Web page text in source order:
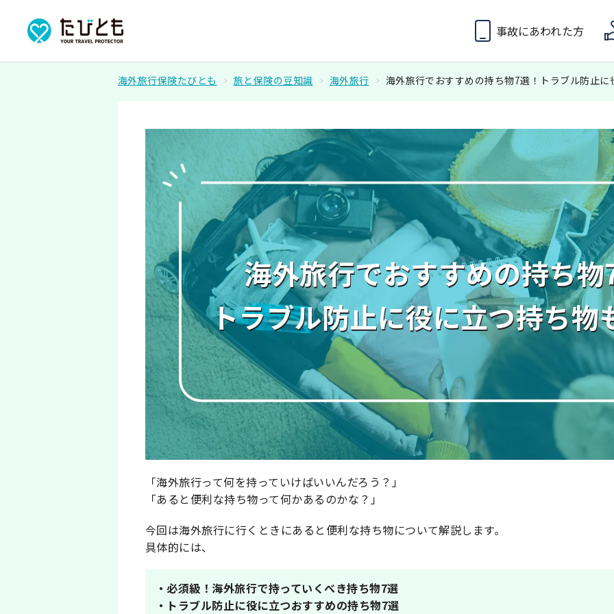
事故にあわれた方
海外旅行保険たびとも 旅と保険の豆知識 海外旅行 海外旅行でおすすめの持ち物7選！トラブル防止
海外旅行でおすすめの持ち
トラブル防止に役に立つ持ち物
「海外旅行って何を持っていけばいいんだろう？」
「あると便利な持ち物って何かあるのかな？」
今回は海外旅行に行くときにあると便利な持ち物について解説します。
具体的には、
・必須級！海外旅行で持っていくべき持ち物7選
・トラブル防止に役に立つおすすめの持ち物7選